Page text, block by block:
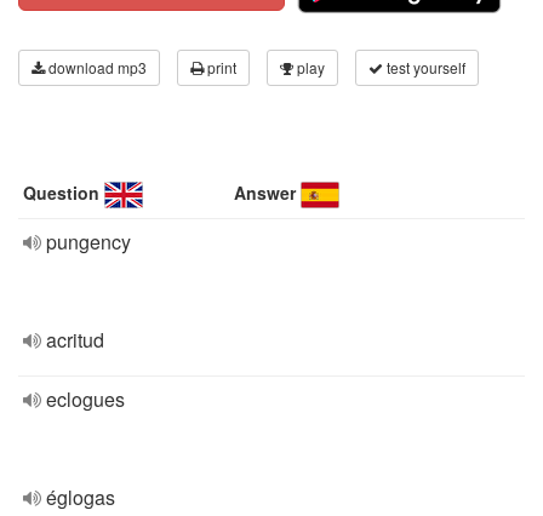
download mp3 print play test yourself
Question Answer
pungency
acritud
eclogues
églogas